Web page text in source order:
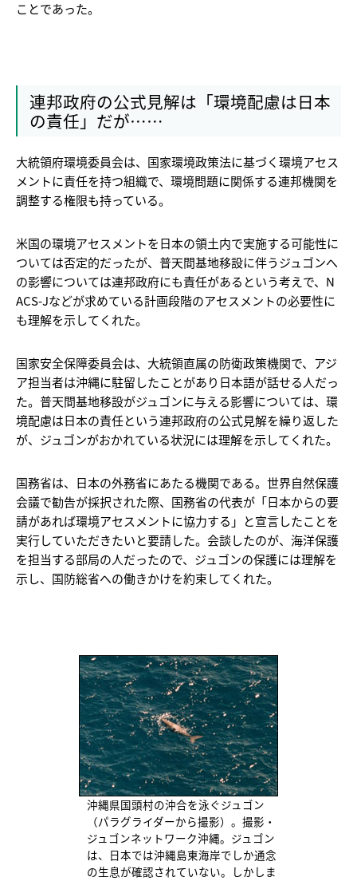
ことであった。
連邦政府の公式見解は「環境配慮は日本
の責任」だが……
大統領府環境委員会は、国家環境政策法に基づく環境アセス
メントに責任を持つ組織で、環境問題に関係する連邦機関を
調整する権限も持っている。
米国の環境アセスメントを日本の領土内で実施する可能性に
ついては否定的だったが、普天間基地移設に伴うジュゴンへ
の影響については連邦政府にも責任があるという考えで、N
ACS-Jなどが求めている計画段階のアセスメントの必要性に
も理解を示してくれた。
国家安全保障委員会は、大統領直属の防衛政策機関で、アジ
ア担当者は沖縄に駐留したことがあり日本語が話せる人だっ
た。普天間基地移設がジュゴンに与える影響については、環
境配慮は日本の責任という連邦政府の公式見解を繰り返した
が、ジュゴンがおかれている状況には理解を示してくれた。
国務省は、日本の外務省にあたる機関である。世界自然保護
会議で勧告が採択された際、国務省の代表が「日本からの要
請があれば環境アセスメントに協力する」と宣言したことを
実行していただきたいと要請した。会談したのが、海洋保護
を担当する部局の人だったので、ジュゴンの保護には理解を
示し、国防総省への働きかけを約束してくれた。
沖縄県国頭村の沖合を泳ぐジュゴン
（パラグライダーから撮影）。撮影・
ジュゴンネットワーク沖縄。ジュゴン
は、日本では沖縄島東海岸でしか通念
の生息が確認されていない。しかしま